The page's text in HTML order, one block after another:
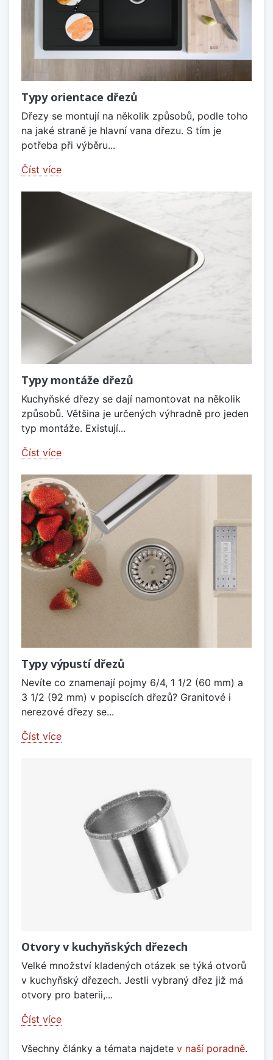
Typy orientace dřezů
Dřezy se montují na několik způsobů, podle toho
na jaké straně je hlavní vana dřezu. S tím je
potřeba při výběru...
Číst více
Typy montáže dřezů
Kuchyňské dřezy se dají namontovat na několik
způsobů. Většina je určených výhradně pro jeden
typ montáže. Existují...
Číst více
Typy výpustí dřezů
Nevíte co znamenají pojmy 6/4, 1 1/2 (60 mm) a
3 1/2 (92 mm) v popiscích dřezů? Granitové i
nerezové dřezy se...
Číst více
Otvory v kuchyňských dřezech
Velké množství kladených otázek se týká otvorů
v kuchyňský dřezech. Jestli vybraný dřez již má
otvory pro baterii,...
Číst více
Všechny články a témata najdete v naší poradně.